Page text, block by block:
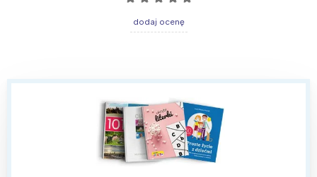
dodaj ocenę
tego regionu:
Warszawa
Śląsk